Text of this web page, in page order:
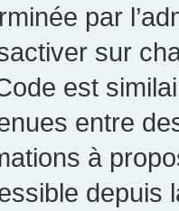
par
sur
est
entre
à
depuis